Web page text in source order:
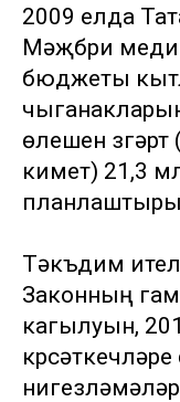
2009 елда
Мәҗбүри
бюджеты
өлешен
киметү) 21,3
Тәкъдим
Законның
кагылуын,